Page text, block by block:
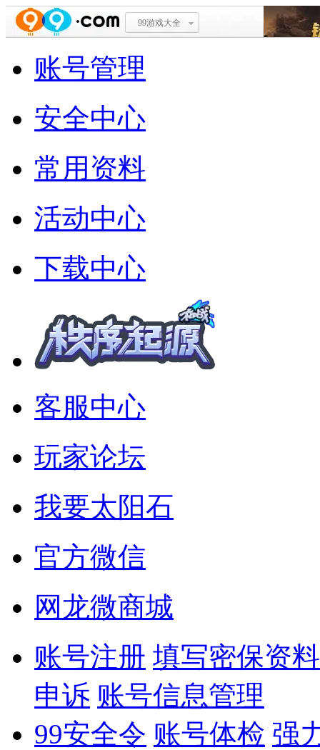
99游戏大全
账号管理
安全中心
常用资料
活动中心
下载中心
客服中心
玩家论坛
我要太阳石
官方微信
网龙微商城
账号注册 填写密保资料
申诉 账号信息管理
99安全令 账号体检 强